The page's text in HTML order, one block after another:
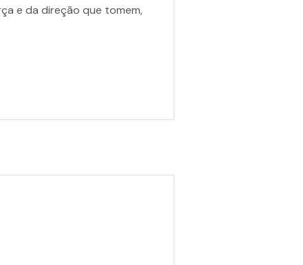
e da direção que tomem,